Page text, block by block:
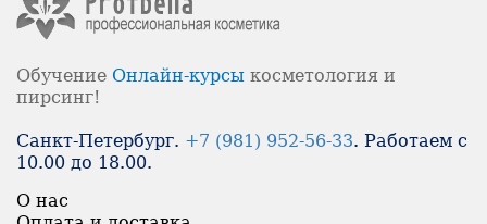
Обучение Онлайн-курсы косметология и
пирсинг!
Санкт-Петербург. +7 (981) 952-56-33. Работаем с
10.00 до 18.00.
О нас